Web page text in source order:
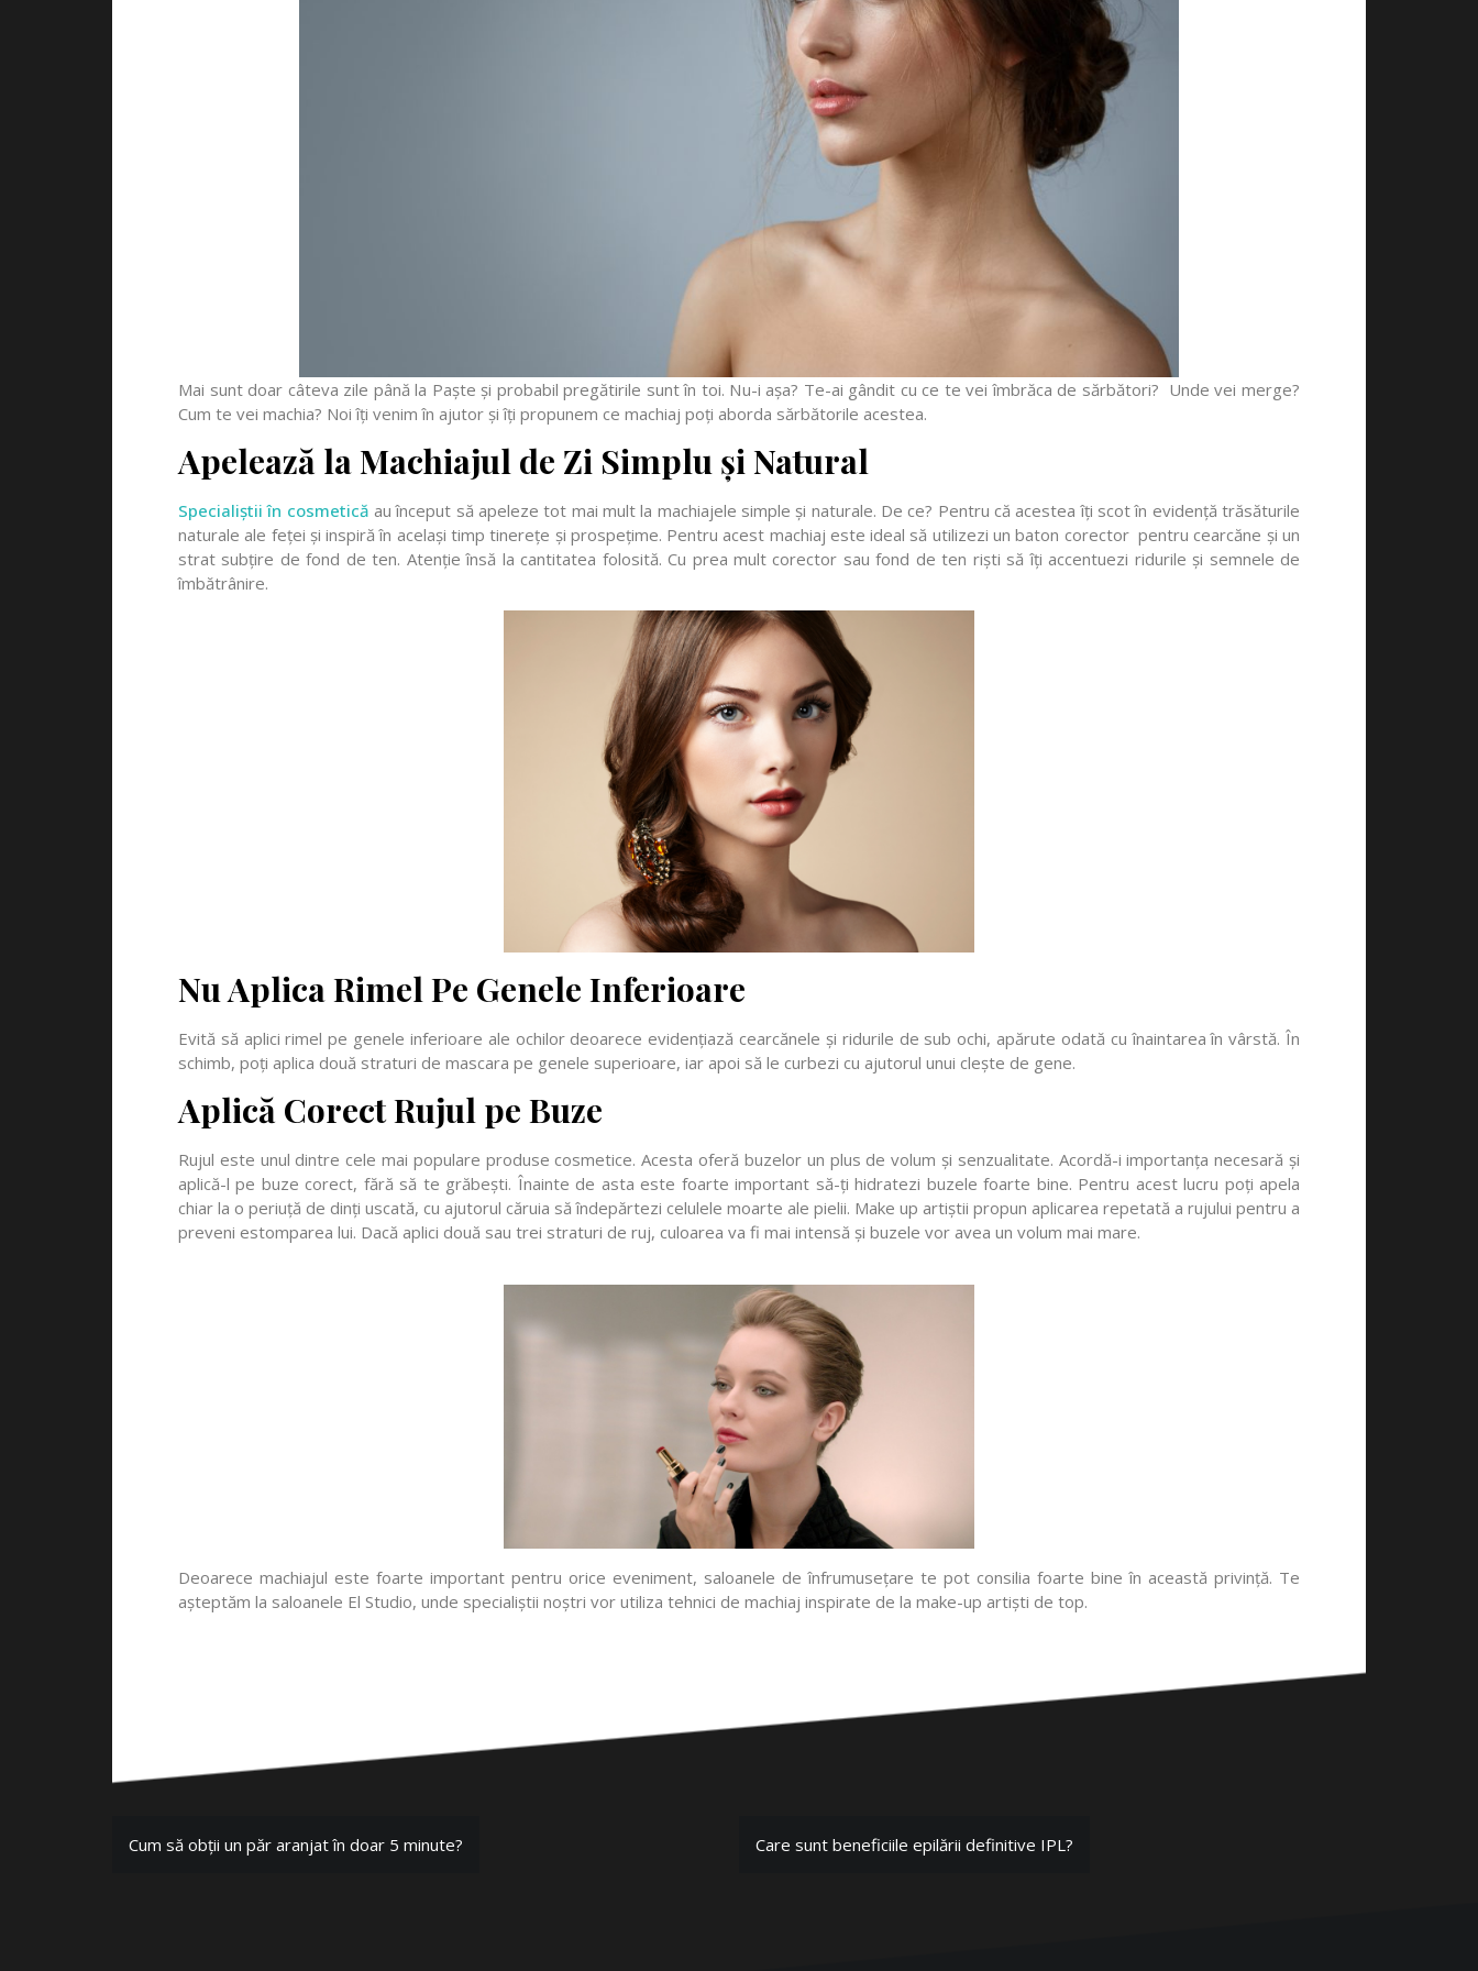
Mai sunt doar câteva zile până la Paște și probabil pregătirile sunt în toi. Nu-i așa? Te-ai gândit cu ce te vei îmbrăca de sărbători? Unde vei merge?
Cum te vei machia? Noi îți venim în ajutor și îți propunem ce machiaj poți aborda sărbătorile acestea.
Apelează la Machiajul de Zi Simplu și Natural
Specialiștii în cosmetică au început să apeleze tot mai mult la machiajele simple și naturale. De ce? Pentru că acestea îți scot în evidență trăsăturile
naturale ale feței și inspiră în același timp tinerețe și prospețime. Pentru acest machiaj este ideal să utilizezi un baton corector pentru cearcăne și un
strat subțire de fond de ten. Atenție însă la cantitatea folosită. Cu prea mult corector sau fond de ten riști să îți accentuezi ridurile și semnele de
îmbătrânire.
Nu Aplica Rimel Pe Genele Inferioare
Evită să aplici rimel pe genele inferioare ale ochilor deoarece evidențiază cearcănele și ridurile de sub ochi, apărute odată cu înaintarea în vârstă. În
schimb, poți aplica două straturi de mascara pe genele superioare, iar apoi să le curbezi cu ajutorul unui clește de gene.
Aplică Corect Rujul pe Buze
Rujul este unul dintre cele mai populare produse cosmetice. Acesta oferă buzelor un plus de volum și senzualitate. Acordă-i importanța necesară și
aplică-l pe buze corect, fără să te grăbești. Înainte de asta este foarte important să-ți hidratezi buzele foarte bine. Pentru acest lucru poți apela
chiar la o periuță de dinți uscată, cu ajutorul căruia să îndepărtezi celulele moarte ale pielii. Make up artiștii propun aplicarea repetată a rujului pentru a
preveni estomparea lui. Dacă aplici două sau trei straturi de ruj, culoarea va fi mai intensă și buzele vor avea un volum mai mare.
Deoarece machiajul este foarte important pentru orice eveniment, saloanele de înfrumusețare te pot consilia foarte bine în această privință. Te
așteptăm la saloanele El Studio, unde specialiștii noștri vor utiliza tehnici de machiaj inspirate de la make-up artiști de top.
Cum să obții un păr aranjat în doar 5 minute? Care sunt beneficiile epilării definitive IPL?